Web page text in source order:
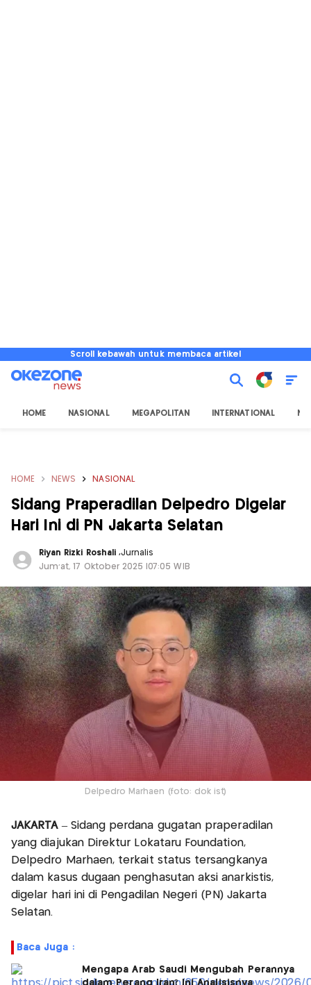
Scroll kebawah untuk membaca artikel
HOME NASIONAL MEGAPOLITAN INTERNATIONAL
HOME NEWS NASIONAL
Sidang Praperadilan Delpedro Digelar
Hari Ini di PN Jakarta Selatan
Riyan Rizki Roshali ,Jurnalis
Jum'at, 17 Oktober 2025 |07:05 WIB
Delpedro Marhaen (foto: dok ist)
JAKARTA– Sidang perdana gugatan praperadilan
yang diajukan Direktur Lokataru Foundation,
Delpedro Marhaen, terkait status tersangkanya
dalam kasus dugaan penghasutan aksi anarkistis,
digelar hari ini di Pengadilan Negeri (PN) Jakarta
Selatan.
Baca Juga :
Mengapa Arab Saudi Mengubah Perannya
dalam Perang Iran? Ini Analisisnya